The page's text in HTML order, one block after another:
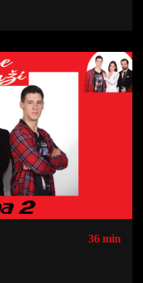
36 min